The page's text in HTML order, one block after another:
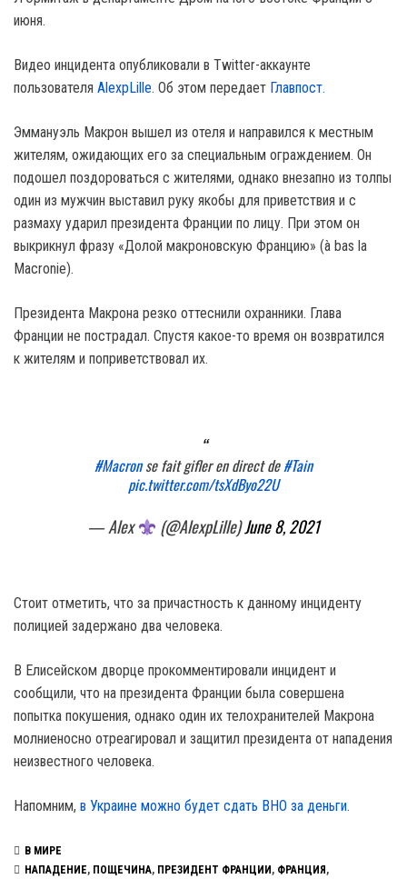
июня.
Видео инцидента опубликовали в Twitter-аккаунте
пользователя AlexpLille. Об этом передает Главпост.
Эммануэль Макрон вышел из отеля и направился к местным
жителям, ожидающих его за специальным ограждением. Он
подошел поздороваться с жителями, однако внезапно из толпы
один из мужчин выставил руку якобы для приветствия и с
размаху ударил президента Франции по лицу. При этом он
выкрикнул фразу «Долой макроновскую Францию» (à bas la
Macronie).
Президента Макрона резко оттеснили охранники. Глава
Франции не пострадал. Спустя какое-то время он возвратился
к жителям и поприветствовал их.
#Macronse fait gifler en direct de#Tain
pic.twitter.com/tsXdByo22U
— Alex (@AlexpLille)June 8, 2021
Стоит отметить, что за причастность к данному инциденту
полицией задержано два человека.
В Елисейском дворце прокомментировали инцидент и
сообщили, что на президента Франции была совершена
попытка покушения, однако один их телохранителей Макрона
молниеносно отреагировал и защитил президента от нападения
неизвестного человека.
Напомним, в Украине можно будет сдать ВНО за деньги.
В МИРЕ
НАПАДЕНИЕ, ПОЩЕЧИНА, ПРЕЗИДЕНТ ФРАНЦИИ , ФРАНЦИЯ ,